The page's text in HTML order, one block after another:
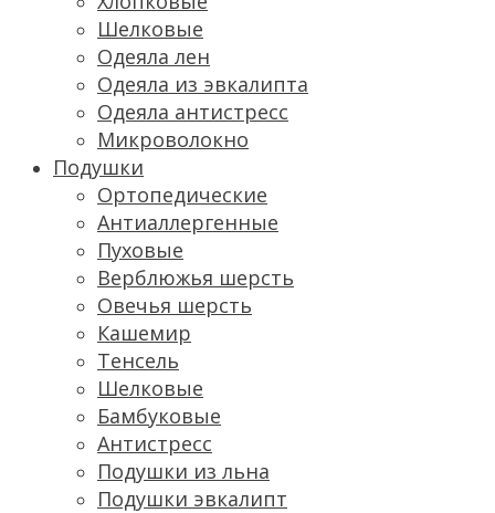
Шелковые
Одеяла лен
Одеяла из эвкалипта
Одеяла антистресс
Микроволокно
Подушки
Ортопедические
Антиаллергенные
Пуховые
Верблюжья шерсть
Овечья шерсть
Кашемир
Тенсель
Шелковые
Бамбуковые
Антистресс
Подушки из льна
Подушки эвкалипт